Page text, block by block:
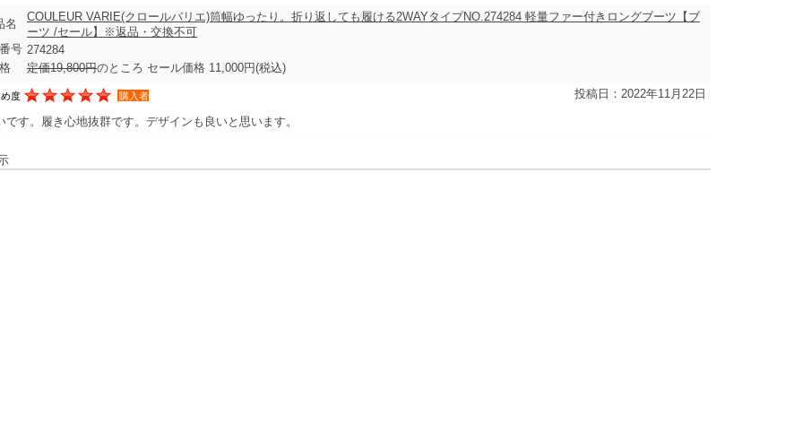
名
COULEUR VARIE(クロールバリエ)筒幅ゆったり。折り返しても履ける2WAYタイプNO.274284 軽量ファー付きロングブーツ【ブ
ーツ /セール】※返品・交換不可
号 274284
定価19,800円のところ セール価格 11,000円(税込)
投稿日：2022年11月22日
度 購入者
です。履き心地抜群です。デザインも良いと思います。